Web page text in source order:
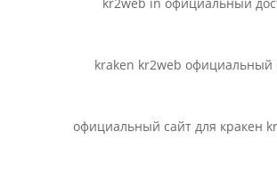
kr2web in официальный
kraken kr2web официальный
официальный сайт для кракен